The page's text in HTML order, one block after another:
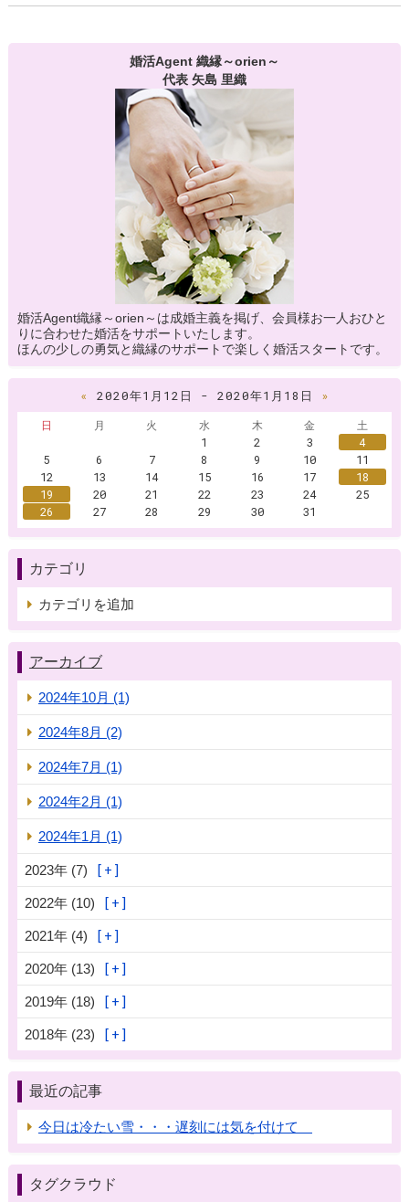
婚活Agent 織縁～orien～
代表 矢島 里織
婚活Agent織縁～orien～は成婚主義を掲げ、会員様お一人おひと
りに合わせた婚活をサポートいたします。
ほんの少しの勇気と織縁のサポートで楽しく婚活スタートです。
« 2020年1月12日 - 2020年1月18日
»
日
月 火 水 木 金
土
1
2 3
4
5
6 7 8 9 10
11
12
13 14 15 16 17
18
19
20 21 22 23 24
25
26
27 28 29 30 31
カテゴリ
カテゴリを追加
アーカイブ
2024年10月 (1)
2024年8月 (2)
2024年7月 (1)
2024年2月 (1)
2024年1月 (1)
2023年 (7)
2022年 (10)
2021年 (4)
2020年 (13)
2019年 (18)
2018年 (23)
最近の記事
今日は冷たい雪・・・遅刻には気を付けて
タグクラウド